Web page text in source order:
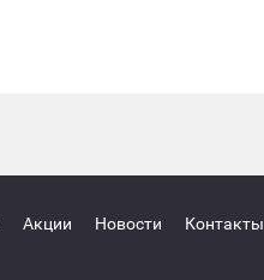
Акции Новости Контакты